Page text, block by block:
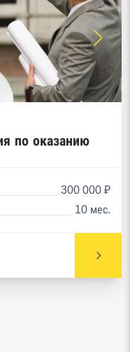
по оказанию
300 000 ₽
10 мес.